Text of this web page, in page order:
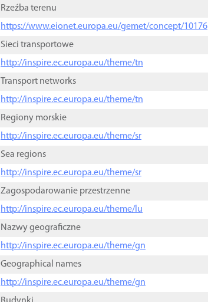
Rzeźba terenu
https://www.eionet.europa.eu/gemet/concept/10176
Sieci transportowe
http://inspire.ec.europa.eu/theme/tn
Transport networks
http://inspire.ec.europa.eu/theme/tn
Regiony morskie
http://inspire.ec.europa.eu/theme/sr
Sea regions
http://inspire.ec.europa.eu/theme/sr
Zagospodarowanie przestrzenne
http://inspire.ec.europa.eu/theme/lu
Nazwy geograficzne
http://inspire.ec.europa.eu/theme/gn
Geographical names
http://inspire.ec.europa.eu/theme/gn